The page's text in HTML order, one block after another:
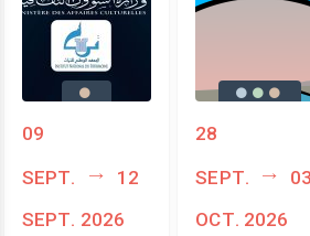
09
sept.
12
sept. 2026
28
sept.
03
oct. 2026